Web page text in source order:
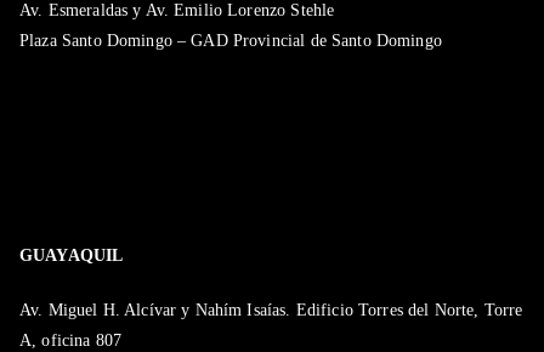
Av. Esmeraldas y Av. Emilio Lorenzo Stehle
Plaza Santo Domingo – GAD Provincial de Santo Domingo
GUAYAQUIL
Av. Miguel H. Alcívar y Nahím Isaías. Edificio Torres del Norte, Torre
A, oficina 807